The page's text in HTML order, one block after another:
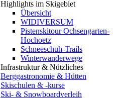
Highlights im Skigebiet
Übersicht
WIDIVERSUM
Pistenskitour Ochsengarten-
Hochoetz
Schneeschuh-Trails
Winterwanderwege
Infrastruktur & Nützliches
Berggastronomie & Hütten
Skischulen & -kurse
Ski- & Snowboardverleih